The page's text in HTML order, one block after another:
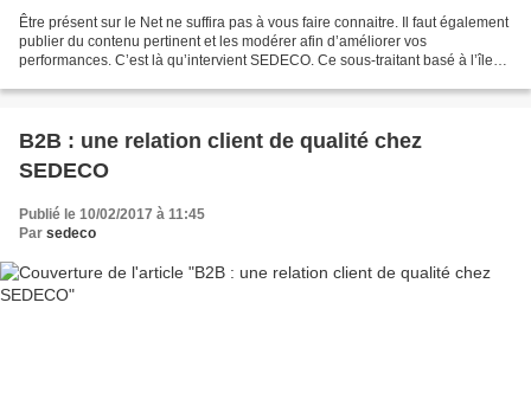
Être présent sur le Net ne suffira pas à vous faire connaitre. Il faut également
publier du contenu pertinent et les modérer afin d’améliorer vos
performances. C’est là qu’intervient SEDECO. Ce sous-traitant basé à l’île
B2B : une relation client de qualité chez
SEDECO
Publié le 10/02/2017 à 11:45
Par sedeco